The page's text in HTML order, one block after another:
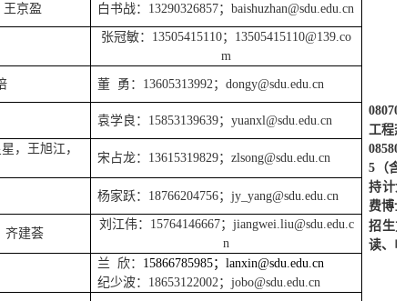
王京盈 白书战： 13290326857； baishuzhan@sdu.edu.cn
080700
工程热
085800
5（含1
持计划
费博士
招生方
读、申
张冠敏： 13505415110； 13505415110@139.co
m
董 勇： 13605313992 ； dongy@sdu.edu.cn
袁学良： 15853139639； yuanxl@sdu.edu.cn
，王旭江，
宋占龙： 13615319829； zlsong@sdu.edu.cn
杨家跃： 18766204756； jy_yang@sdu.edu.cn
齐建荟
刘江伟： 15764146667； jiangwei.liu@sdu.edu.c
n
兰 欣： 15866785985； lanxin@sdu.edu.cn
纪少波： 18653122002 ； jobo@sdu.edu.cn